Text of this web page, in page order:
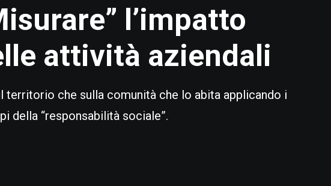
l’impatto
attività aziendali
territorio che sulla comunità che lo abita applicando i
della “responsabilità sociale”.